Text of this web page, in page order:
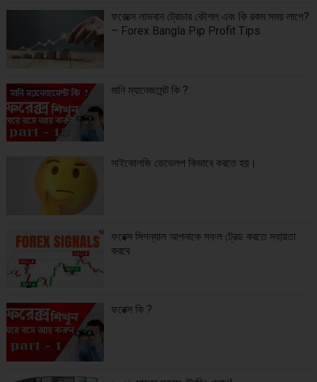
ফরেক্সে লাভবান ট্রেডার কৌশল এবং কি রকম সময় লাগে?
– Forex Bangla Pip Profit Tips
মানি ম্যানেজমেন্ট কি ?
সাইকোলজি ডেভেলপ কিভাবে করতে হয়।
ফরেক্স সিগন্যাল আপনাকে সফল ট্রেড করতে সহায়তা
করবে
ফরেক্স কি ?